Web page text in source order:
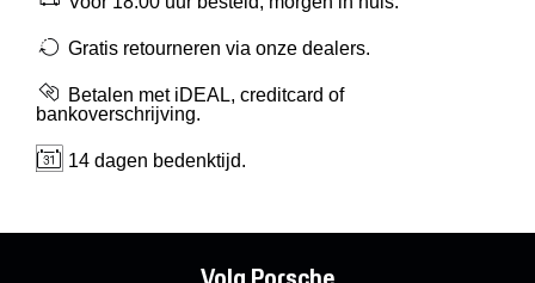
Gratis retourneren via onze dealers.
Betalen met iDEAL, creditcard of
bankoverschrijving.
14 dagen bedenktijd.